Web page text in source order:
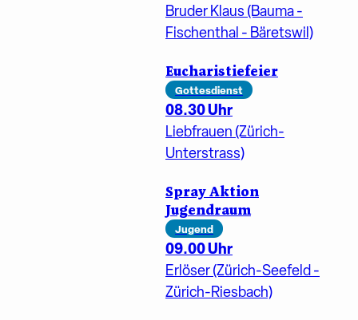
Bruder Klaus (Bauma -
Fischenthal - Bäretswil)
Eucharistiefeier
Gottesdienst
08.30 Uhr
Liebfrauen (Zürich-
Unterstrass)
Spray Aktion
Jugendraum
Jugend
09.00 Uhr
Erlöser (Zürich-Seefeld -
Zürich-Riesbach)